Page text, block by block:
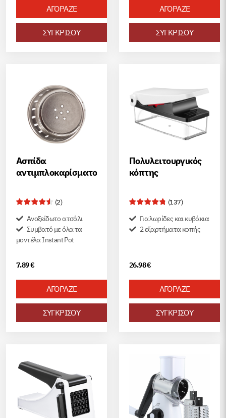
ΑΓΟΡΑΖΕ
ΣΥΓΚΡΙΣΟΥ
ΑΓΟΡΑΖΕ
ΣΥΓΚΡΙΣΟΥ
Ασπίδα
αντιμπλοκαρίσματος
(2)
Ανοξείδωτο ατσάλι
Συμβατό με όλα τα
μοντέλα Instant Pot
7.89€
ΑΓΟΡΑΖΕ
ΣΥΓΚΡΙΣΟΥ
Πολυλειτουργικός
κόπτης
(137)
Για λωρίδες και κυβάκια
2 εξαρτήματα κοπής
26.98€
ΑΓΟΡΑΖΕ
ΣΥΓΚΡΙΣΟΥ